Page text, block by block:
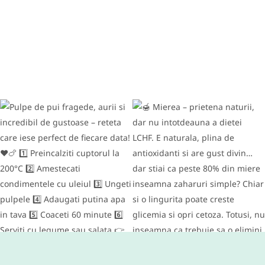
RETETE DIVERSE
Conopida gratinata cu bacon –
reteta keto si low carb
delicioasa
IUNIE 9, 2016